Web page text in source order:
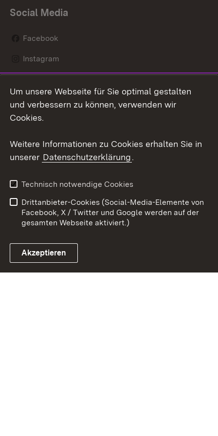
Social Media
Facebook
Instagram
Mastodon
Youtube
Link zum Landesportal
Kontakt
Datenschutz
Barrierefreiheit
Impressum Cookies
Um unsere Webseite für Sie optimal gestalten
und verbessern zu können, verwenden wir
Cookies.
Weitere Informationen zu Cookies erhalten Sie in
unserer Datenschutzerklärung.
Technisch notwendige Cookies
Drittanbieter-Cookies (Social-Media-Elemente von
Facebook, X / Twitter und Google werden auf der
gesamten Webseite aktiviert.)
Akzeptieren